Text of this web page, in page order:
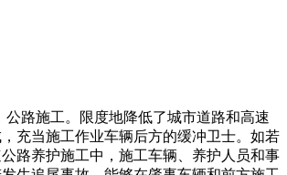
路施工。限度地降低了城市道路和高速
充当施工作业车辆后方的缓冲卫士。如若
路养护施工中，施工车辆、养护人员和事